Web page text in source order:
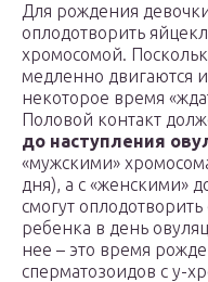
Для рождения
оплодотворить
хромосомой.
медленно двигаются
некоторое время
Половой контакт
до наступления
«мужскими»
дня), а с «женскими»
смогут
ребенка в день
нее – это время
сперматозоидов с у-